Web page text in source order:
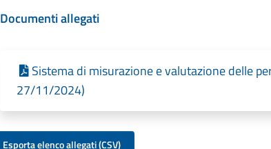
Documenti allegati
Sistema di misurazione e valutazione delle
27/11/2024)
Esporta elenco allegati (CSV)